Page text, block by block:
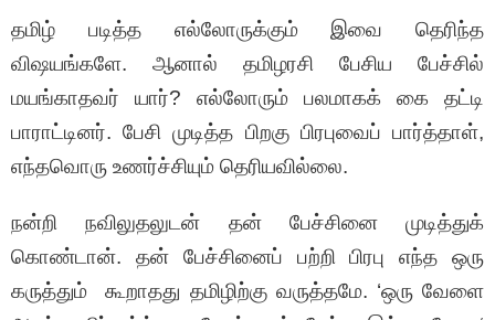
தமிழ் படித்த எல்லோருக்கும் இவை தெரிந்த
விஷயங்களே. ஆனால் தமிழரசி பேசிய பேச்சில்
மயங்காதவர் யார்? எல்லோரும் பலமாகக் கை தட்டி
பாராட்டினர். பேசி முடித்த பிறகு பிரபுவைப் பார்த்தாள்,
எந்தவொரு உணர்ச்சியும் தெரியவில்லை.
நன்றி நவிலுதலுடன் தன் பேச்சினை முடித்துக்
கொண்டான். தன் பேச்சினைப் பற்றி பிரபு எந்த ஒரு
கருத்தும் கூறாதது தமிழிற்கு வருத்தமே. ‘ஒரு வேளை